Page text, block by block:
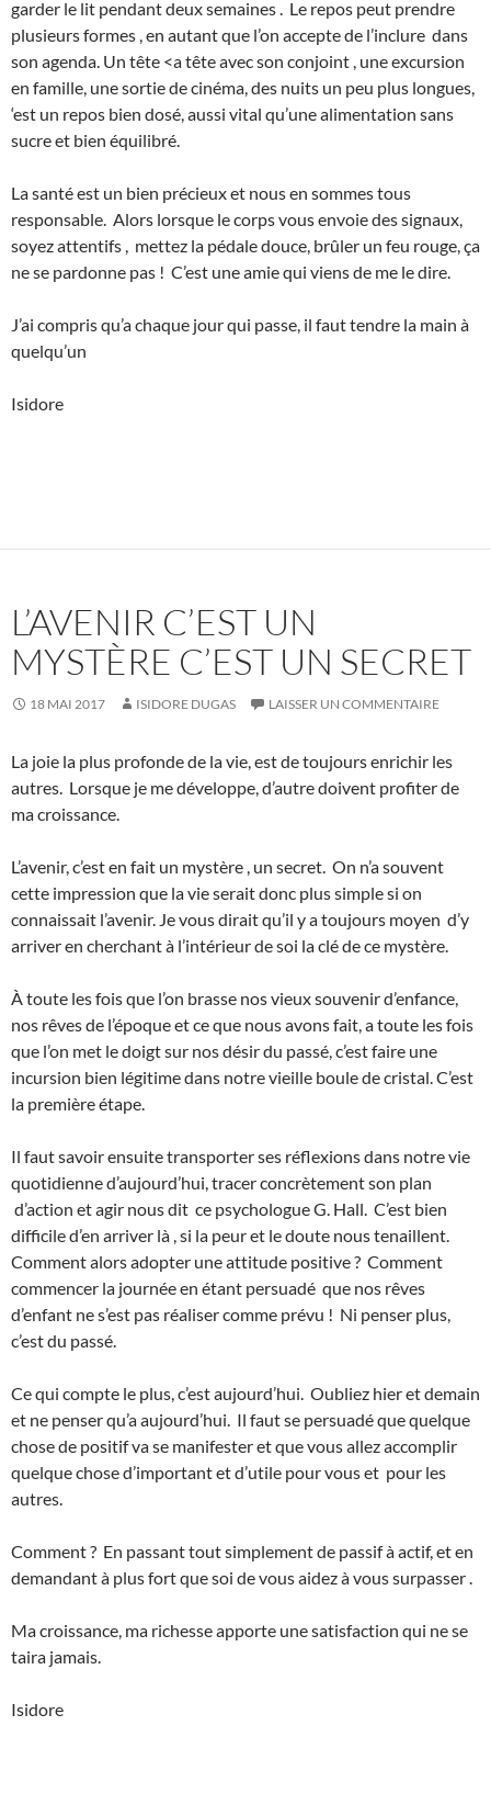
garder le lit pendant deux semaines . Le repos peut prendre
plusieurs formes , en autant que l’on accepte de l’inclure dans
son agenda. Un tête <a tête avec son conjoint , une excursion
en famille, une sortie de cinéma, des nuits un peu plus longues,
‘est un repos bien dosé, aussi vital qu’une alimentation sans
sucre et bien équilibré.
La santé est un bien précieux et nous en sommes tous
responsable. Alors lorsque le corps vous envoie des signaux,
soyez attentifs , mettez la pédale douce, brûler un feu rouge, ça
ne se pardonne pas ! C’est une amie qui viens de me le dire.
J’ai compris qu’a chaque jour qui passe, il faut tendre la main à
quelqu’un
Isidore
L’AVENIR C’EST UN
MYSTÈRE C’EST UN SECRET
18 MAI 2017 ISIDORE DUGAS LAISSER UN COMMENTAIRE
La joie la plus profonde de la vie, est de toujours enrichir les
autres. Lorsque je me développe, d’autre doivent profiter de
ma croissance.
L’avenir, c’est en fait un mystère , un secret. On n’a souvent
cette impression que la vie serait donc plus simple si on
connaissait l’avenir. Je vous dirait qu’il y a toujours moyen d’y
arriver en cherchant à l’intérieur de soi la clé de ce mystère.
À toute les fois que l’on brasse nos vieux souvenir d’enfance,
nos rêves de l’époque et ce que nous avons fait, a toute les fois
que l’on met le doigt sur nos désir du passé, c’est faire une
incursion bien légitime dans notre vieille boule de cristal. C’est
la première étape.
Il faut savoir ensuite transporter ses réflexions dans notre vie
quotidienne d’aujourd’hui, tracer concrètement son plan
d’action et agir nous dit ce psychologue G. Hall. C’est bien
difficile d’en arriver là , si la peur et le doute nous tenaillent.
Comment alors adopter une attitude positive ? Comment
commencer la journée en étant persuadé que nos rêves
d’enfant ne s’est pas réaliser comme prévu ! Ni penser plus,
c’est du passé.
Ce qui compte le plus, c’est aujourd’hui. Oubliez hier et demain
et ne penser qu’a aujourd’hui. Il faut se persuadé que quelque
chose de positif va se manifester et que vous allez accomplir
quelque chose d’important et d’utile pour vous et pour les
autres.
Comment ? En passant tout simplement de passif à actif, et en
demandant à plus fort que soi de vous aidez à vous surpasser .
Ma croissance, ma richesse apporte une satisfaction qui ne se
taira jamais.
Isidore